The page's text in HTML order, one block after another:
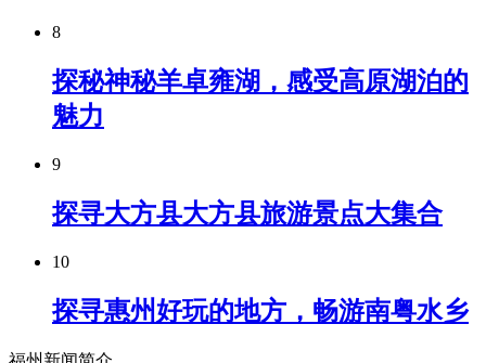
8
探秘神秘羊卓雍湖，感受高原湖泊的
魅力
9
探寻大方县大方县旅游景点大集合
10
探寻惠州好玩的地方，畅游南粤水乡